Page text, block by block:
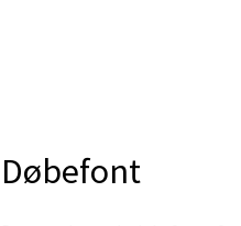
Døbefont